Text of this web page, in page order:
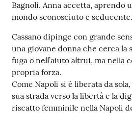
Catalogo
on line
Eventi
Bagnoli, Anna accetta, aprendo
mondo sconosciuto e seducente.
Cassano dipinge con grande
una giovane donna che cerca la
fuga o nell’aiuto altrui, ma nella
propria forza.
Come Napoli si è liberata da
sua strada verso la libertà e la
riscatto femminile nella Napoli